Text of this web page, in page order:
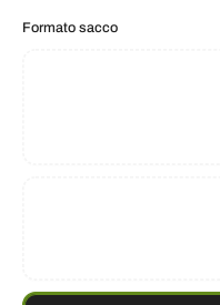
Formato sacco